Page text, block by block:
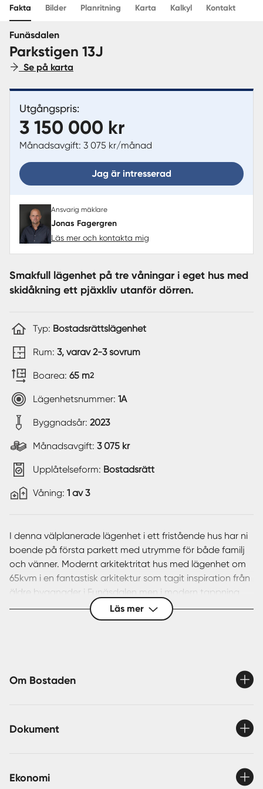
Sverige |
Fakta Bilder Planritning Karta Kalkyl Kontakt
Funäsdalen
Parkstigen 13J
Se på karta
Utgångspris:
3 150 000 kr
Månadsavgift: 3 075 kr/månad
Jag är intresserad
Ansvarig mäklare
Jonas Fagergren
Läs mer och kontakta mig
Smakfull lägenhet på tre våningar i eget hus med
skidåkning ett pjäxkliv utanför dörren.
Typ: Bostadsrättslägenhet
Rum: 3, varav 2-3 sovrum
Boarea: 65 m2
Lägenhetsnummer: 1A
Byggnadsår: 2023
Månadsavgift: 3 075 kr
Upplåtelseform: Bostadsrätt
Våning: 1 av 3
I denna välplanerade lägenhet i ett fristående hus har ni
boende på första parkett med utrymme för både familj
och vänner. Modernt arkitektritat hus med lägenhet om
65kvm i en fantastisk arkitektur som tagit inspiration från
äldre byggnader i Funäsdalen men i modern tappning.
Toppmodernt boende där fjället och den storslagna
naturen genomsyrar materialvalen. Med Funäsdalens
största skidområden med både alpin- och längdåkning.
* Hög standard på materialval
Läs mer
Om Bostaden
Dokument
Ekonomi